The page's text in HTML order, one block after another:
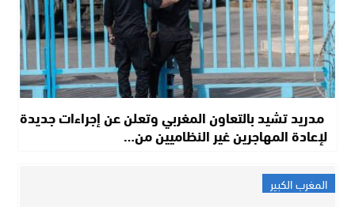
مدريد تشيد بالتعاون المغربي وتعلن عن إجراءات جديدة
لإعادة المهاجرين غير النظاميين من…
المغرب الكبير